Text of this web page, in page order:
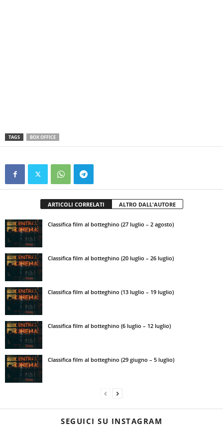
TAGS BOX OFFICE
ARTICOLI CORRELATI ALTRO DALL'AUTORE
Classifica film al botteghino (27 luglio – 2 agosto)
Classifica film al botteghino (20 luglio – 26 luglio)
Classifica film al botteghino (13 luglio – 19 luglio)
Classifica film al botteghino (6 luglio – 12 luglio)
Classifica film al botteghino (29 giugno – 5 luglio)
SEGUICI SU INSTAGRAM